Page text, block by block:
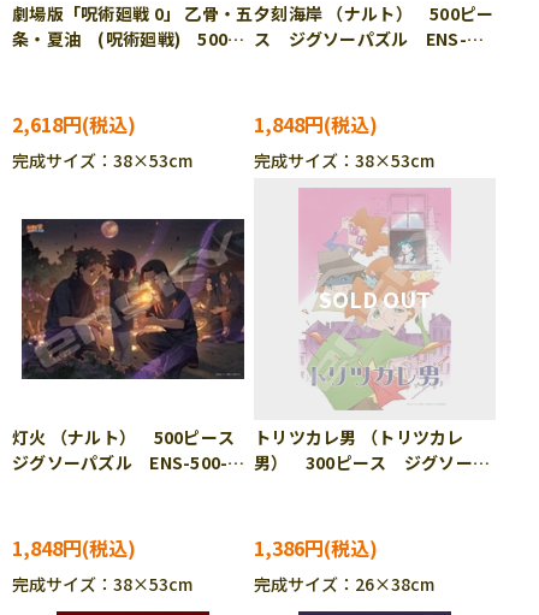
劇場版「呪術廻戦 0」 乙骨・五
条・夏油 (呪術廻戦) 500ピ
2,618円
完成サイズ：38×53cm
夕刻海岸 （ナルト） 500ピー
ス ジグソーパズル ENS-
1,848円
完成サイズ：38×53cm
灯火 （ナルト） 500ピース
ジグソーパズル ENS-500-
1,848円
完成サイズ：38×53cm
トリツカレ男 （トリツカレ
男） 300ピース ジグソーパ
1,386円
完成サイズ：26×38cm